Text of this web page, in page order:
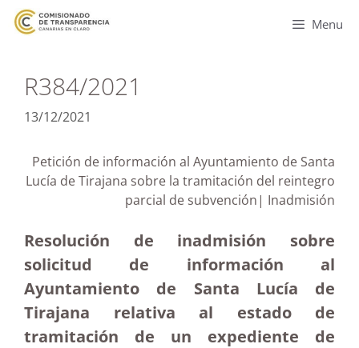
Menu
R384/2021
13/12/2021
Petición de información al Ayuntamiento de Santa
Lucía de Tirajana sobre la tramitación del reintegro
parcial de subvención| Inadmisión
Resolución de inadmisión sobre
solicitud de información al
Ayuntamiento de Santa Lucía de
Tirajana relativa al estado de
tramitación de un expediente de